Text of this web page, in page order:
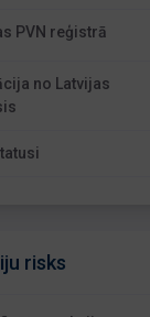
PVN reģistrā
no Latvijas
risks